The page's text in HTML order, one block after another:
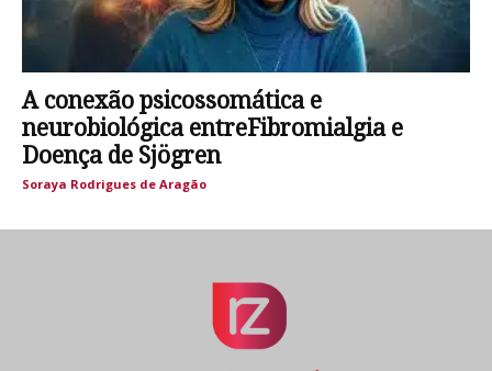
A conexão psicossomática e
neurobiológica entreFibromialgia e
Doença de Sjögren
Soraya Rodrigues de Aragão